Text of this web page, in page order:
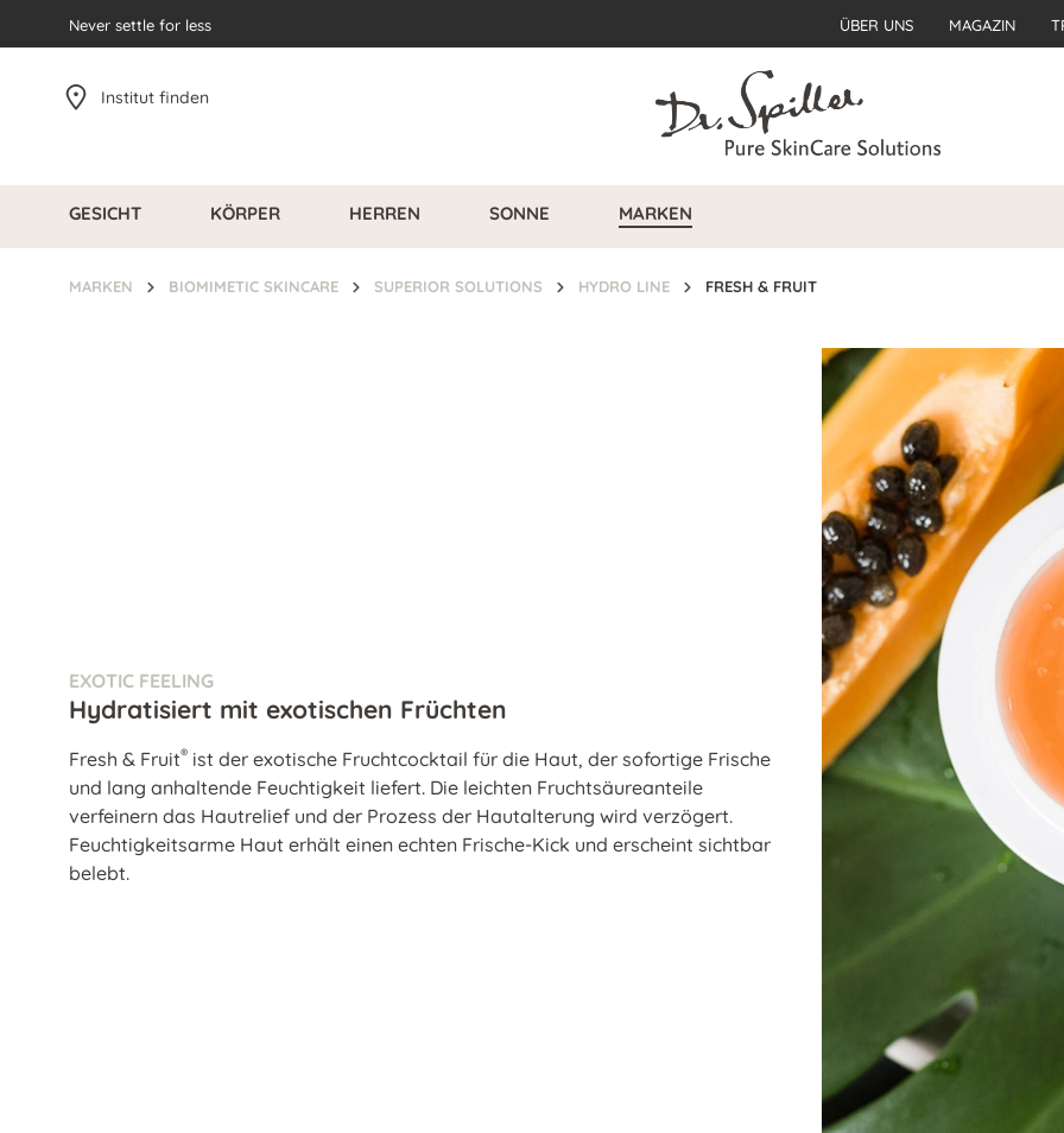
Zur Hauptnavigation springen
Never settle for less ÜBER UNS MAGAZIN
Institut finden
GESICHT KÖRPER HERREN SONNE MARKEN
MARKEN BIOMIMETIC SKINCARE SUPERIOR SOLUTIONS HYDRO LINE FRESH & FRUIT
EXOTIC FEELING
Hydratisiert mit exotischen Früchten
Fresh & Fruit® ist der exotische Fruchtcocktail für die Haut, der sofortige Frische
und lang anhaltende Feuchtigkeit liefert. Die leichten Fruchtsäureanteile
verfeinern das Hautrelief und der Prozess der Hautalterung wird verzögert.
Feuchtigkeitsarme Haut erhält einen echten Frische-Kick und erscheint sichtbar
belebt.